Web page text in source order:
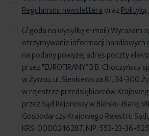
Regulaminu newsletteraoraz
(Zgoda na wysyłkę e-mail) Wyrażam
otrzymywanie informacji
na podany powyżej adres poczty
przez "EUROFIRANY” B.B. Choczyńscy
w Żywcu, ul. Sienkiewicza 81, 34-300
w rejestrze przedsiębiorców
przez Sąd Rejonowy w Bielsku-Białej
Gospodarczy Krajowego Rejestru
KRS: 0000246287, NIP: 553-23-36-